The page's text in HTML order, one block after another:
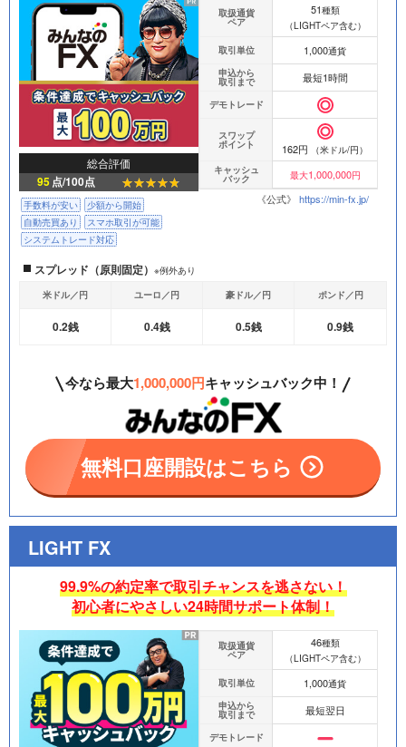
総合評価
95 点/100点
手数料が安い
少額から開始
自動売買あり
スマホ取引が可能
システムトレード対応
取扱通貨
ペア
51種類
（LIGHTペア含む）
取引単位
1,000通貨
申込から
取引まで 最短1時間
デモトレード
スワップ
ポイント 162円
（米ドル/円）
キャッシュ
バック 最大1,000,000円
《公式》 https://min-fx.jp/
スプレッド（原則固定） ※例外あり
米ドル／円
ユーロ／円 豪ドル／円 ポンド／円
0.2銭 0.4銭 0.5銭 0.9銭
今なら最大1,000,000円キャッシュバック中！
無料口座開設はこちら
LIGHT FX
99.9%の約定率で取引チャンスを逃さない！
初心者にやさしい24時間サポート体制！
取扱通貨
ペア
46種類
（LIGHTペア含む）
取引単位
1,000通貨
申込から
取引まで 最短翌日
デモトレード